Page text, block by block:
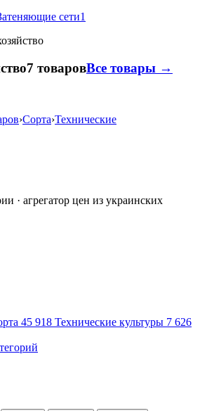
сети1
7 товаровВсе товары →
›Сорта›Технические
· агрегатор цен из украинских
45 918 Технические культуры 7 626